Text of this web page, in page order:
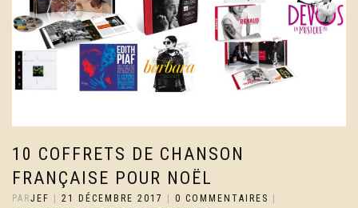
10 COFFRETS DE CHANSON
FRANÇAISE POUR NOËL
PARJEF | 21 DÉCEMBRE 2017 | 0 COMMENTAIRES |